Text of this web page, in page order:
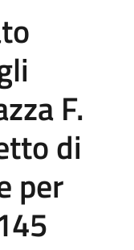
F.
di
per